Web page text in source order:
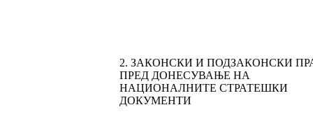
2. ЗАКОНСКИ И ПОДЗАКОНСКИ
ПРЕД ДОНЕСУВАЊЕ НА
НАЦИОНАЛНИТЕ СТРАТЕШКИ
ДОКУМЕНТИ